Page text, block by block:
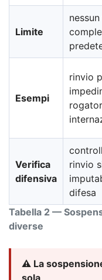
Tabella 2 —
diverse
Limite
Esempi
rinvio
Verifica
difensiva
rinvio
difesa
⚠️ La
sola